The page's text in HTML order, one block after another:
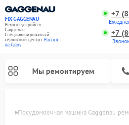
FIX-GAGGENAU
Ремонт устройств
Gaggenau
Специализированный
cервисный центр г.Ростов-
на-Дону
+7
+7
Мы ремонтируем
Посудомоечная машина Gaggenau